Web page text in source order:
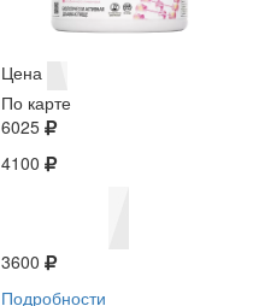
Цена
По карте
6025
4100
3600
Подробности